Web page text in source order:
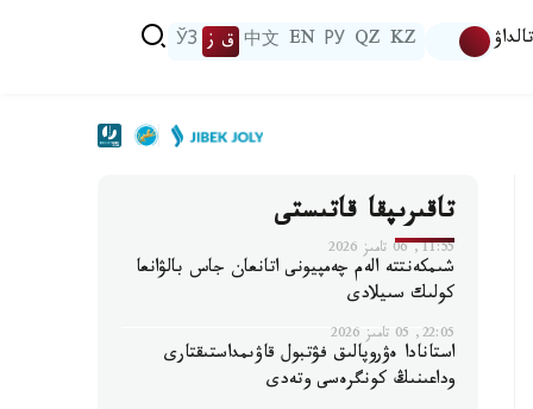
تالداۋ KZ
QZ
РУ
EN
中文 ق ز ЎЗ
تاقىرىپقا قاتىستى
11:55, 06 تامىز 2026
شىمكەنتتە الەم چەمپيونى اتانعان جاس بالۋانعا
كولىك سىيلادى
22:05, 05 تامىز 2026
استانادا ەۋروپالىق فۋتبول قاۋىمداستىقتارى
وداعىنىڭ كونگرەسى وتەدى